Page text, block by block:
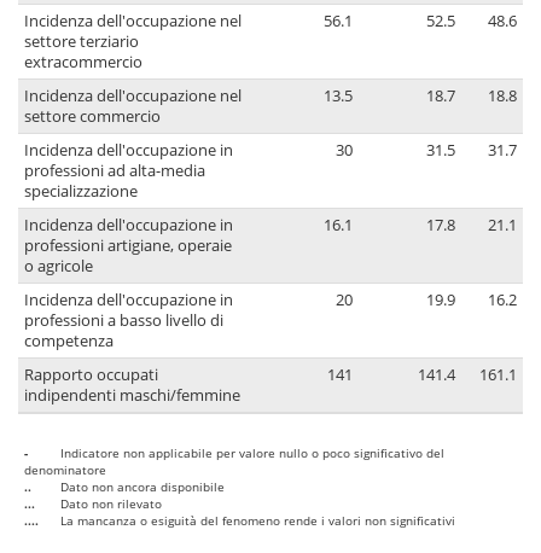
Incidenza dell'occupazione nel
settore terziario
extracommercio
56.1 52.5 48.6
Incidenza dell'occupazione nel
settore commercio
13.5 18.7 18.8
Incidenza dell'occupazione in
professioni ad alta-media
specializzazione
30 31.5 31.7
Incidenza dell'occupazione in
professioni artigiane, operaie
o agricole
16.1 17.8 21.1
Incidenza dell'occupazione in
professioni a basso livello di
competenza
20 19.9 16.2
Rapporto occupati
indipendenti maschi/femmine
141 141.4 161.1
-
Indicatore non applicabile per valore nullo o poco significativo del
denominatore
..
Dato non ancora disponibile
...
Dato non rilevato
....
La mancanza o esiguità del fenomeno rende i valori non significativi